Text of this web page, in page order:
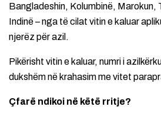
Bangladeshin, Kolumbinë, Marokun,
Indinë – nga të cilat vitin e kaluar
njerëz për azil.
Pikërisht vitin e kaluar, numri i
dukshëm në krahasim me vitet
Çfarë ndikoi në këtë rritje?